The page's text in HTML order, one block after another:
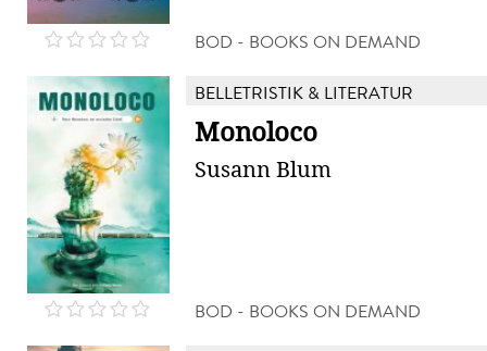
BOD - BOOKS ON DEMAND
BELLETRISTIK & LITERATUR
Monoloco
Susann Blum
BOD - BOOKS ON DEMAND